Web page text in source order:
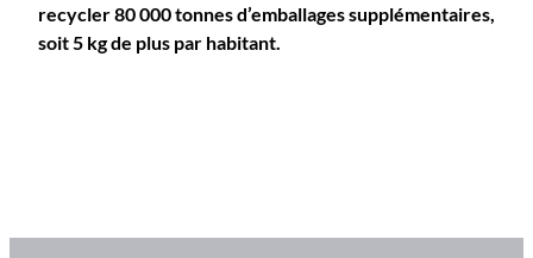
recycler 80 000 tonnes d’emballages supplémentaires,
soit 5 kg de plus par habitant.